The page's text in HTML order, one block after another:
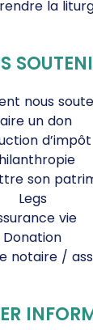
la
nous
un don
d’impôt
son
Legs
vie
Donation
notaire /